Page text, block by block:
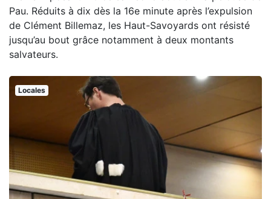
Pau. Réduits à dix dès la 16e minute après l’expulsion
de Clément Billemaz, les Haut-Savoyards ont résisté
jusqu’au bout grâce notamment à deux montants
salvateurs.
Locales